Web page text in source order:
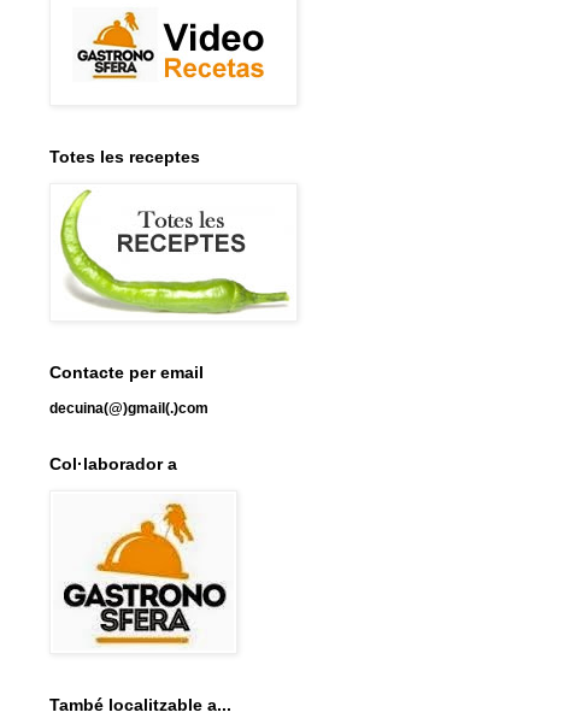
Totes les receptes
Contacte per email
decuina(@)gmail(.)com
Col·laborador a
També localitzable a...